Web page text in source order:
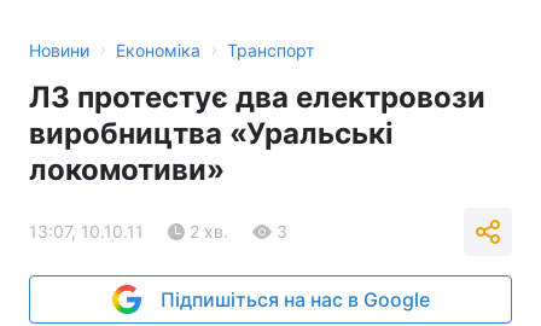
Новини › Економіка › Транспорт
ЛЗ протестує два електровози
виробництва «Уральські
локомотиви»
13:07, 10.10.11 2 хв. 3
Підпишіться на нас в Google